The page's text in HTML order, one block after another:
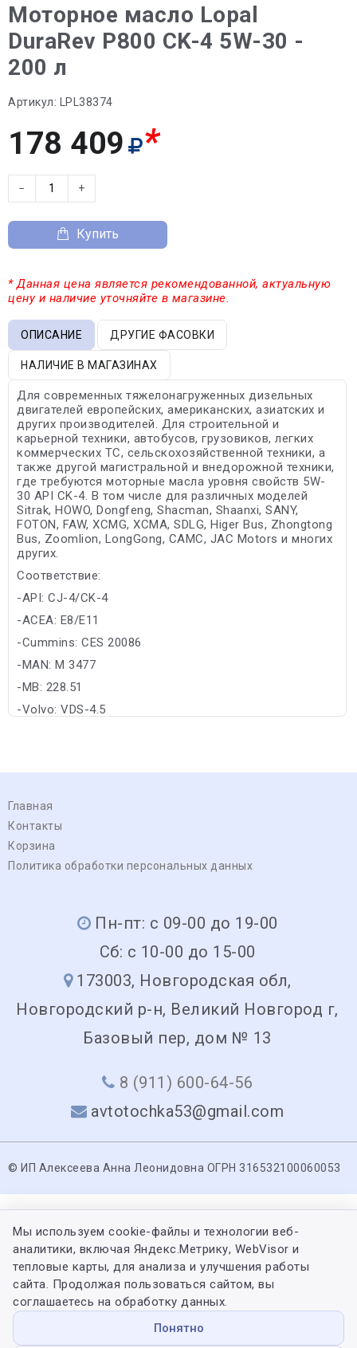
Моторное масло Lopal
DuraRev P800 CK-4 5W-30 -
200 л
Артикул: LPL38374
178 409 *
− +
Купить
* Данная цена является рекомендованной, актуальную
цену и наличие уточняйте в магазине.
ОПИСАНИЕ ДРУГИЕ ФАСОВКИ
НАЛИЧИЕ В МАГАЗИНАХ
Для современных тяжелонагруженных дизельных
двигателей европейских, американских, азиатских и
других производителей. Для строительной и
карьерной техники, автобусов, грузовиков, легких
коммерческих ТС, сельскохозяйственной техники, а
также другой магистральной и внедорожной техники,
где требуются моторные масла уровня свойств 5W-
30 API CK-4. В том числе для различных моделей
Sitrak, HOWO, Dongfeng, Shacman, Shaanxi, SANY,
FOTON, FAW, XCMG, XCMA, SDLG, Higer Bus, Zhongtong
Bus, Zoomlion, LongGong, CAMC, JAC Motors и многих
других.
Соответствие:
-API: CJ-4/CK-4
-ACEA: E8/E11
-Cummins: CES 20086
-MAN: M 3477
-MB: 228.51
-Volvo: VDS-4.5
Главная
Контакты
Корзина
Политика обработки персональных данных
Пн-пт: с 09-00 до 19-00
Сб: с 10-00 до 15-00
173003, Новгородская обл,
Новгородский р-н, Великий Новгород г,
Базовый пер, дом № 13
8 (911) 600-64-56
avtotochka53@gmail.com
© ИП Алексеева Анна Леонидовна ОГРН 316532100060053
Мы используем cookie-файлы и технологии веб-
аналитики, включая Яндекс.Метрику, WebVisor и
тепловые карты, для анализа и улучшения работы
сайта. Продолжая пользоваться сайтом, вы
соглашаетесь на обработку данных.
Понятно